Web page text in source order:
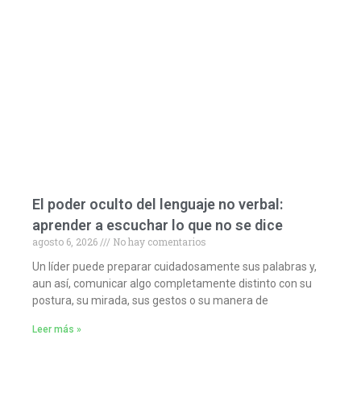
El poder oculto del lenguaje no verbal:
aprender a escuchar lo que no se dice
agosto 6, 2026
No hay comentarios
Un líder puede preparar cuidadosamente sus palabras y,
aun así, comunicar algo completamente distinto con su
postura, su mirada, sus gestos o su manera de
Leer más »